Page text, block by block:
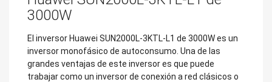
3000W
El inversor Huawei SUN2000L-3KTL-L1 de 3000W es un
inversor monofásico de autoconsumo. Una de las
grandes ventajas de este inversor es que puede
trabajar como un inversor de conexión a red clásicos o